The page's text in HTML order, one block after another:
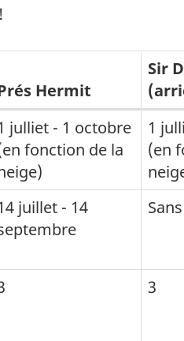
Hermit
Sir
julliet - 1 octobre
fonction de la
1
(en
juillet - 14
3